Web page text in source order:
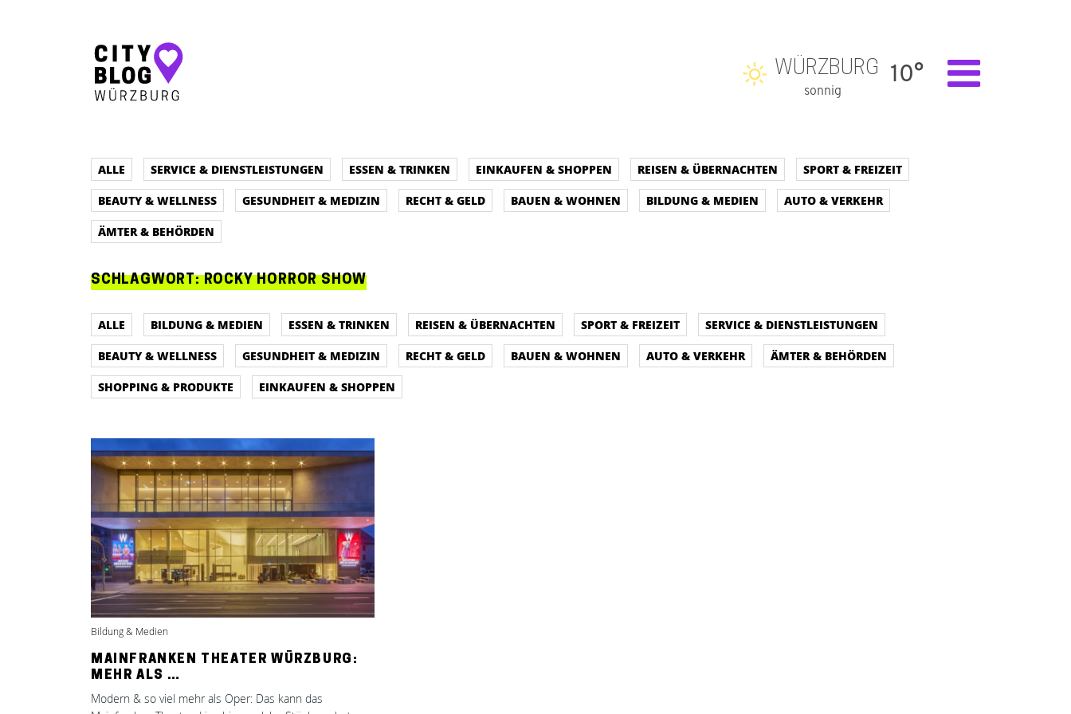
Hauptnavigation
WÜRZBURG
sonnig
10°
ALLE SERVICE & DIENSTLEISTUNGEN ESSEN & TRINKEN EINKAUFEN & SHOPPEN REISEN & ÜBERNACHTEN
SPORT & FREIZEIT
BEAUTY & WELLNESS
GESUNDHEIT & MEDIZIN RECHT & GELD BAUEN & WOHNEN BILDUNG & MEDIEN
AUTO & VERKEHR
ÄMTER & BEHÖRDEN
SCHLAGWORT:ROCKY HORROR SHOW
ALLE BILDUNG & MEDIEN ESSEN & TRINKEN REISEN & ÜBERNACHTEN SPORT & FREIZEIT
SERVICE & DIENSTLEISTUNGEN
BEAUTY & WELLNESS
GESUNDHEIT & MEDIZIN RECHT & GELD BAUEN & WOHNEN AUTO & VERKEHR
ÄMTER & BEHÖRDEN
SHOPPING & PRODUKTE
EINKAUFEN & SHOPPEN
Bildung & Medien
MAINFRANKEN THEATER WÜRZBURG:
MEHR ALS …
Modern & so viel mehr als Oper: Das kann das